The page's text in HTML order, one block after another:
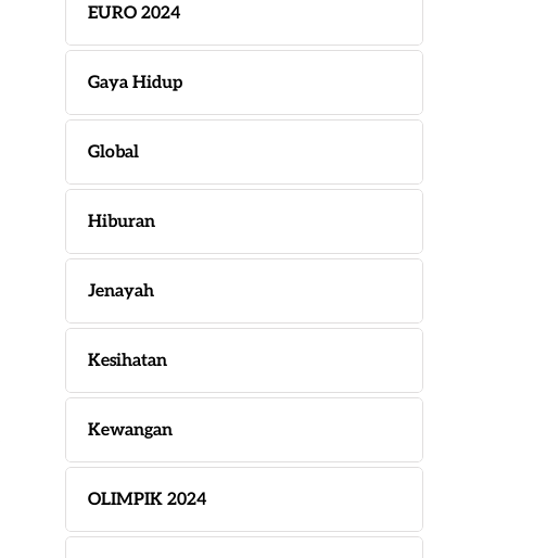
EURO 2024
Gaya Hidup
Global
Hiburan
Jenayah
Kesihatan
Kewangan
OLIMPIK 2024